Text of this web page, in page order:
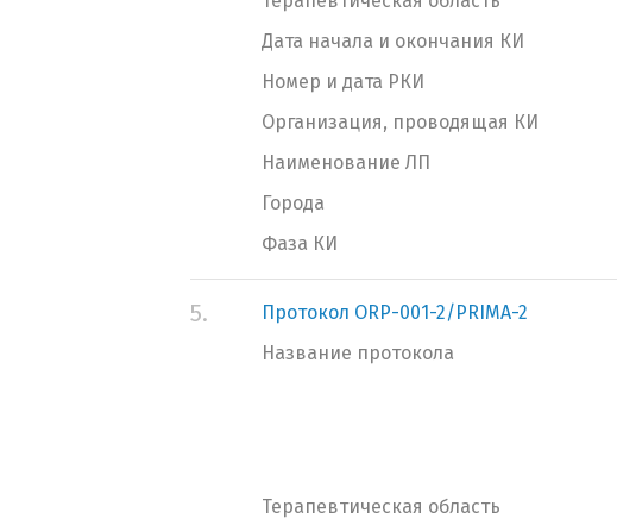
Дата начала и окончания КИ
Номер и дата РКИ
Организация, проводящая КИ
Наименование ЛП
Города
Фаза КИ
5.
Протокол ORP-001-2/PRIMA-2
Название протокола
Терапевтическая область